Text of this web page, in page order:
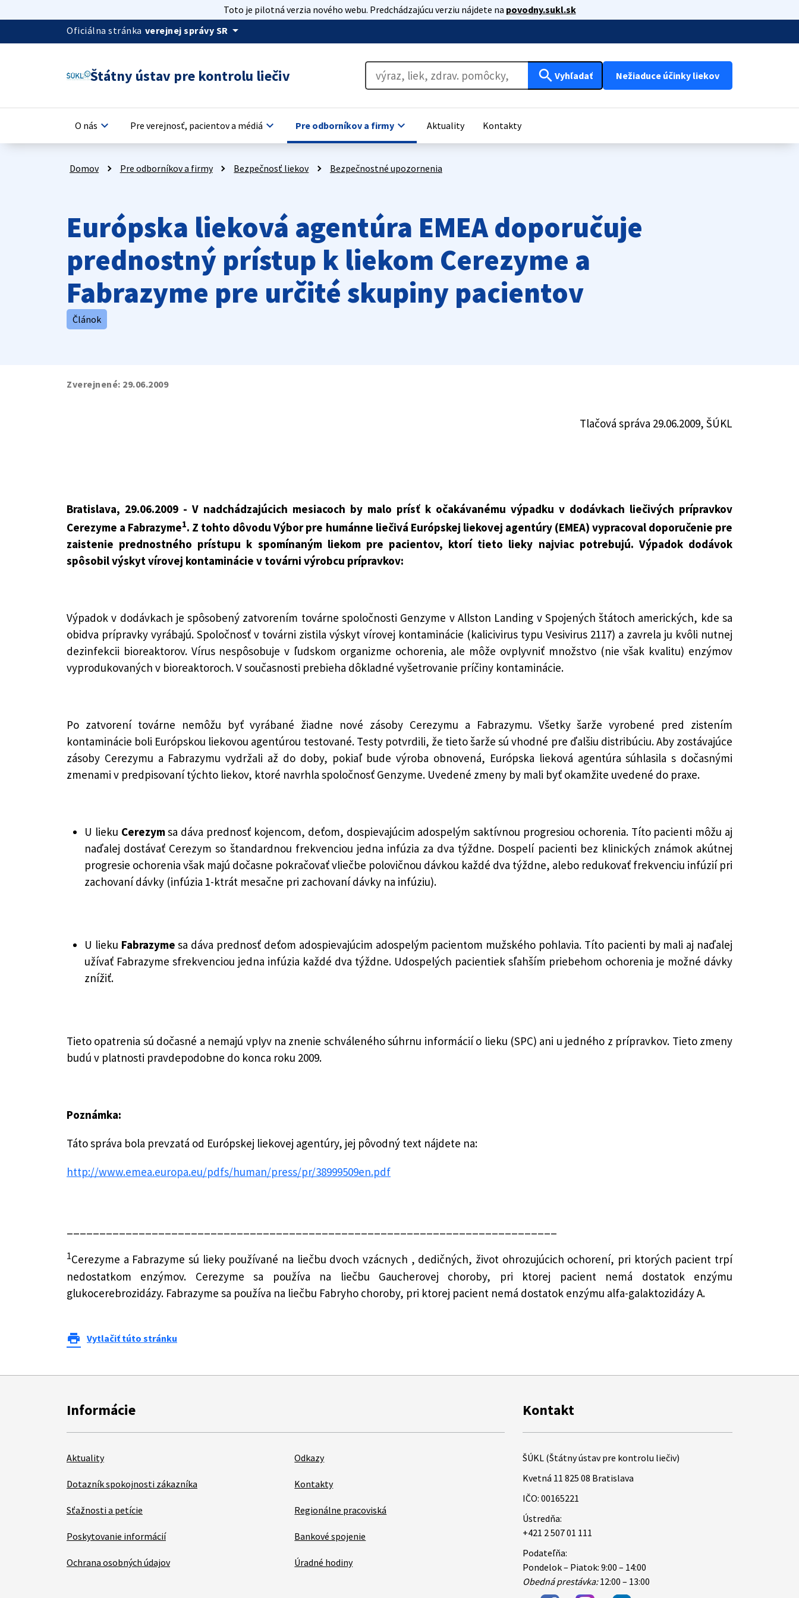
Toto je pilotná verzia nového webu. Predchádzajúcu verziu nájdete na povodny.sukl.sk
Oficiálna stránka verejnej správy SR arrow_drop_down
Štátny ústav pre kontrolu liečiv search Vyhľadať Nežiaduce účinky liekov
O nás keyboard_arrow_down Pre verejnosť, pacientov a médiá keyboard_arrow_down Pre odborníkov a firmy keyboard_arrow_down Aktuality Kontakty
Domov Pre odborníkov a firmy Bezpečnosť liekov Bezpečnostné upozornenia
Európska lieková agentúra EMEA doporučuje
prednostný prístup k liekom Cerezyme a
Fabrazyme pre určité skupiny pacientov
Článok
Zverejnené: 29.06.2009
Tlačová správa 29.06.2009, ŠÚKL
Bratislava, 29.06.2009 - V nadchádzajúcich mesiacoch by malo prísť k očakávanému výpadku v dodávkach liečivých prípravkov
Cerezyme a Fabrazyme1. Z tohto dôvodu Výbor pre humánne liečivá Európskej liekovej agentúry (EMEA) vypracoval doporučenie pre
zaistenie prednostného prístupu k spomínaným liekom pre pacientov, ktorí tieto lieky najviac potrebujú. Výpadok dodávok
spôsobil výskyt vírovej kontaminácie v továrni výrobcu prípravkov:
Výpadok v dodávkach je spôsobený zatvorením továrne spoločnosti Genzyme v Allston Landing v Spojených štátoch amerických, kde sa
obidva prípravky vyrábajú. Spoločnosť v továrni zistila výskyt vírovej kontaminácie (kalicivirus typu Vesivirus 2117) a zavrela ju kvôli nutnej
dezinfekcii bioreaktorov. Vírus nespôsobuje v ľudskom organizme ochorenia, ale môže ovplyvniť množstvo (nie však kvalitu) enzýmov
vyprodukovaných v bioreaktoroch. V současnosti prebieha dôkladné vyšetrovanie príčiny kontaminácie.
Po zatvorení továrne nemôžu byť vyrábané žiadne nové zásoby Cerezymu a Fabrazymu. Všetky šarže vyrobené pred zistením
kontaminácie boli Európskou liekovou agentúrou testované. Testy potvrdili, že tieto šarže sú vhodné pre ďalšiu distribúciu. Aby zostávajúce
zásoby Cerezymu a Fabrazymu vydržali až do doby, pokiaľ bude výroba obnovená, Európska lieková agentúra súhlasila s dočasnými
zmenami v predpisovaní týchto liekov, ktoré navrhla spoločnosť Genzyme. Uvedené zmeny by mali byť okamžite uvedené do praxe.
U lieku Cerezymsa dáva prednosť kojencom, deťom, dospievajúcim adospelým saktívnou progresiou ochorenia. Títo pacienti môžu aj
naďalej dostávať Cerezym so štandardnou frekvenciou jedna infúzia za dva týždne. Dospelí pacienti bez klinických známok akútnej
progresie ochorenia však majú dočasne pokračovať vliečbe polovičnou dávkou každé dva týždne, alebo redukovať frekvenciu infúzií pri
zachovaní dávky (infúzia 1-ktrát mesačne pri zachovaní dávky na infúziu).
U lieku Fabrazyme sa dáva prednosť deťom adospievajúcim adospelým pacientom mužského pohlavia. Títo pacienti by mali aj naďalej
užívať Fabrazyme sfrekvenciou jedna infúzia každé dva týždne. Udospelých pacientiek sľahším priebehom ochorenia je možné dávky
znížiť.
Tieto opatrenia sú dočasné a nemajú vplyv na znenie schváleného súhrnu informácií o lieku (SPC) ani u jedného z prípravkov. Tieto zmeny
budú v platnosti pravdepodobne do konca roku 2009.
Poznámka:
Táto správa bola prevzatá od Európskej liekovej agentúry, jej pôvodný text nájdete na:
http://www.emea.europa.eu/pdfs/human/press/pr/38999509en.pdf
1Cerezyme a Fabrazyme sú lieky používané na liečbu dvoch vzácnych , dedičných, život ohrozujúcich ochorení, pri ktorých pacient trpí
nedostatkom enzýmov. Cerezyme sa používa na liečbu Gaucherovej choroby, pri ktorej pacient nemá dostatok enzýmu
glukocerebrozidázy. Fabrazyme sa používa na liečbu Fabryho choroby, pri ktorej pacient nemá dostatok enzýmu alfa-galaktozidázy A.
print Vytlačiť túto stránku
Informácie
Aktuality
Dotazník spokojnosti zákazníka
Sťažnosti a petície
Poskytovanie informácií
Ochrana osobných údajov
Odkazy
Kontakty
Regionálne pracoviská
Bankové spojenie
Úradné hodiny
Kontakt
ŠÚKL (Štátny ústav pre kontrolu liečiv)
Kvetná 11 825 08 Bratislava
IČO: 00165221
Ústredňa:
+421 2 507 01 111
Podateľňa:
Pondelok – Piatok: 9:00 – 14:00
Obedná prestávka:12:00 – 13:00